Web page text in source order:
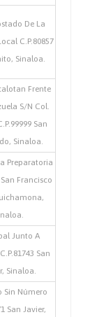
De La
C.P.80857
Sinaloa.
Frente
S/N Col.
San
Sinaloa.
Preparatoria
San Francisco
Junto A
San
Sinaloa.
Sin Número
San Javier,